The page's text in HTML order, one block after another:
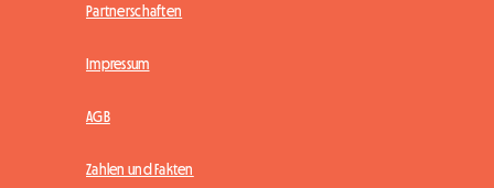
Partnerschaften
Impressum
AGB
Zahlen und Fakten